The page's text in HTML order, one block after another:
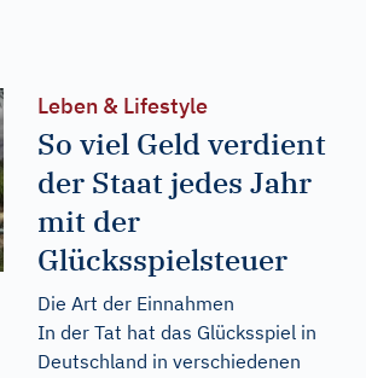
Leben & Lifestyle
So viel Geld verdient
der Staat jedes Jahr
mit der
Glücksspielsteuer
Die Art der Einnahmen
In der Tat hat das Glücksspiel in
Deutschland in verschiedenen